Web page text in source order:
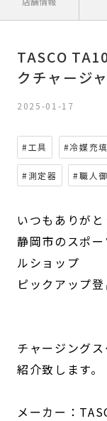
TASCO
クチャージ
2025-01-17
#工具 #冷媒充
#測定器 #職人
いつもありがと
静岡市のスポ
ルショップ
ピックアップ登
チャージング
紹介致します。
メーカー：